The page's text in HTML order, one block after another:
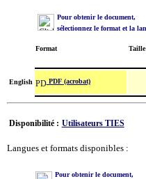
Pour obtenir le document,
sélectionnez le format et la
Format Taille
English PDF (acrobat)
Disponibilité : Utilisateurs TIES
Langues et formats disponibles :
Pour obtenir le document,